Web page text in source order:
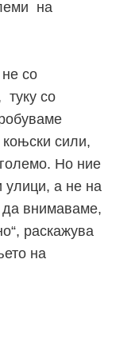
на
со
туку со
сили,
Но ние
улици, а не на
да внимаваме,
раскажува
на